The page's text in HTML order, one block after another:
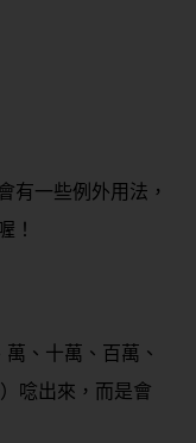
有一些例外用法，
！
、十萬、百萬、
唸出來，而是會